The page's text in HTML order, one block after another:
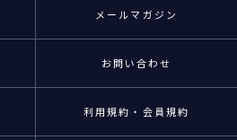
メールマガジン
お問い合わせ
利用規約・会員規約